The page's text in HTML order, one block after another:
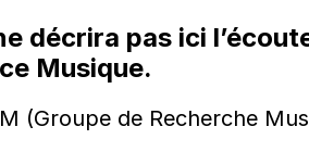
décrira pas ici
Musique.
(Groupe de Recherche